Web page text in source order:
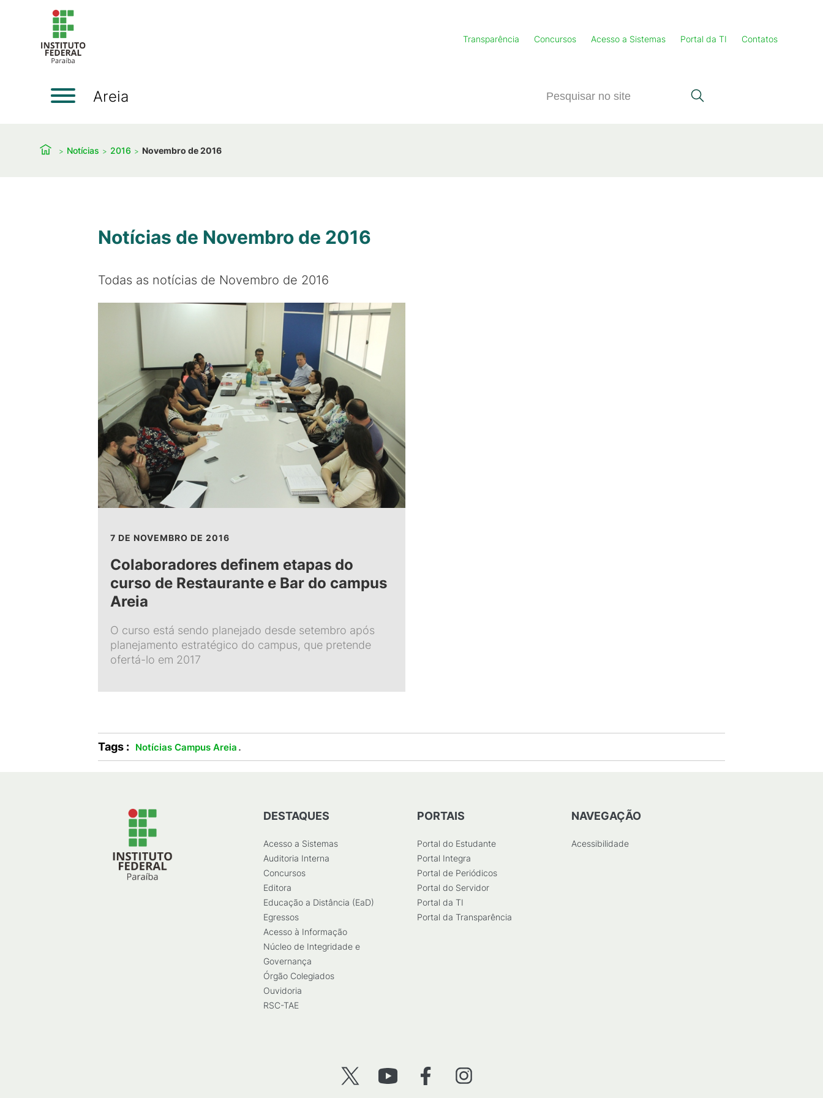
Transparência Concursos Acesso a Sistemas Portal da TI Contatos
Areia
Notícias 2016 Novembro de 2016
Notícias de Novembro de 2016
Todas as notícias de Novembro de 2016
7 DE NOVEMBRO DE 2016
Colaboradores definem etapas do
curso de Restaurante e Bar do campus
Areia
O curso está sendo planejado desde setembro após
planejamento estratégico do campus, que pretende
ofertá-lo em 2017
Tags : Notícias Campus Areia .
DESTAQUES
Acesso a Sistemas
Auditoria Interna
Concursos
Editora
Educação a Distância (EaD)
Egressos
Acesso à Informação
Núcleo de Integridade e
Governança
Órgão Colegiados
Ouvidoria
RSC-TAE
PORTAIS
Portal do Estudante
Portal Integra
Portal de Periódicos
Portal do Servidor
Portal da TI
Portal da Transparência
NAVEGAÇÃO
Acessibilidade